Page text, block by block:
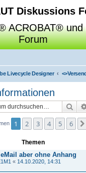
Diskussions
ACROBAT® und
Forum
Livecycle Designer <>
1 2 3 4 5 6
Themen
aber ohne Anhang
« 14.10.2020, 14:31